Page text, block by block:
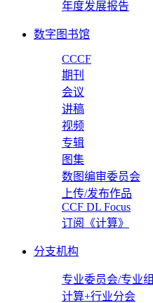
年度发展报告
数字图书馆
CCCF
期刊
会议
讲稿
视频
专辑
图集
数图编审委员会
上传/发布作品
CCF DL Focus
订阅《计算》
分支机构
专业委员会/专业组
计算+行业分会